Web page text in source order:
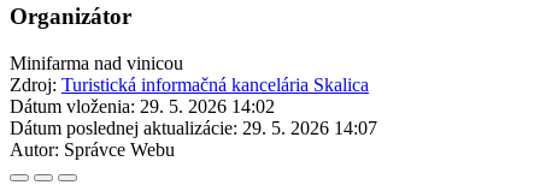
Organizátor
Minifarma nad vinicou
Zdroj: Turistická informačná kancelária Skalica
Dátum vloženia: 29. 5. 2026 14:02
Dátum poslednej aktualizácie: 29. 5. 2026 14:07
Autor: Správce Webu